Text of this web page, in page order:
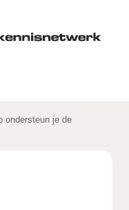
ondersteun je de